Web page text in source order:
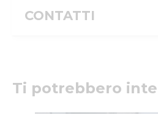
CONTATTI
Email/PEC:
Ti potrebbero